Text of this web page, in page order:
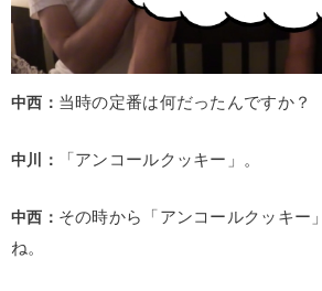
中西： 当時の定番は何だったんですか？
中川： 「アンコールクッキー」。
中西： その時から「アンコールクッキー
ね。